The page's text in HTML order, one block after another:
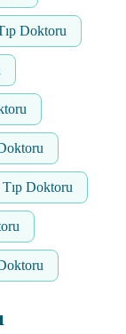
Doktoru
Doktoru